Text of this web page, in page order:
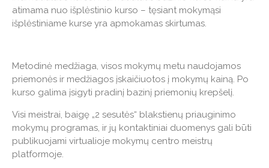
atimama nuo išplėstinio kurso – tęsiant mokymąsi
išplėstiniame kurse yra apmokamas skirtumas.
Metodinė medžiaga, visos mokymų metu naudojamos
priemonės ir medžiagos įskaičiuotos į mokymų kainą. Po
kurso galima įsigyti pradinį bazinį priemonių krepšelį.
Visi meistrai, baigę „2 sesutės“ blakstienų priauginimo
mokymų programas, ir jų kontaktiniai duomenys gali būti
publikuojami virtualioje mokymų centro meistrų
platformoje.